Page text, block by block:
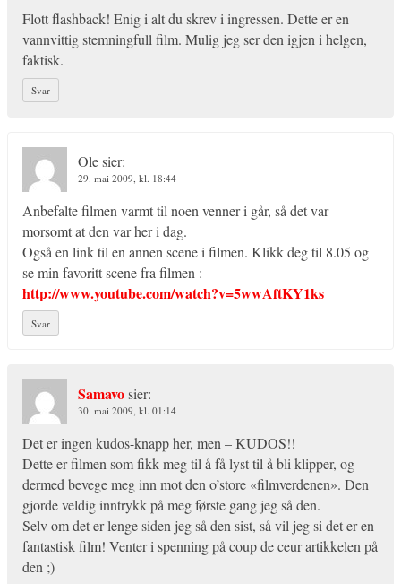
Flott flashback! Enig i alt du skrev i ingressen. Dette er en
vannvittig stemningfull film. Mulig jeg ser den igjen i helgen,
faktisk.
Svar
Olesier:
29. mai 2009, kl. 18:44
Anbefalte filmen varmt til noen venner i går, så det var
morsomt at den var her i dag.
Også en link til en annen scene i filmen. Klikk deg til 8.05 og
se min favoritt scene fra filmen :
http://www.youtube.com/watch?v=5wwAftKY1ks
Svar
Samavosier:
30. mai 2009, kl. 01:14
Det er ingen kudos-knapp her, men – KUDOS!!
Dette er filmen som fikk meg til å få lyst til å bli klipper, og
dermed bevege meg inn mot den o’store «filmverdenen». Den
gjorde veldig inntrykk på meg første gang jeg så den.
Selv om det er lenge siden jeg så den sist, så vil jeg si det er en
fantastisk film! Venter i spenning på coup de ceur artikkelen på
den ;)